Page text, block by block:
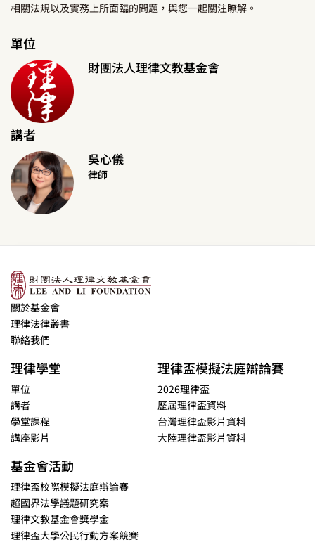
相關法規以及實務上所面臨的問題，與您一起關注瞭解。
單位
財團法人理律文教基金會
講者
吳心儀
律師
關於基金會
理律法律叢書
聯絡我們
理律學堂
單位
講者
學堂課程
講座影片
理律盃模擬法庭辯論賽
2026理律盃
歷屆理律盃資料
台灣理律盃影片資料
大陸理律盃影片資料
基金會活動
理律盃校際模擬法庭辯論賽
超國界法學議題研究案
理律文教基金會獎學金
理律盃大學公民行動方案競賽